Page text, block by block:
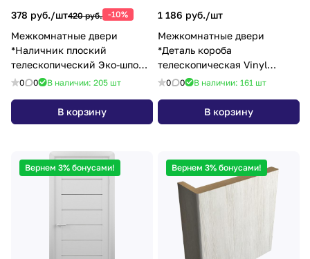
378 руб./шт420 руб. -10%
Межкомнатные двери
*Наличник плоский
телескопический Эко-шпон
24х70х2150 Кедр Снежный
0 0 В наличии: 205 шт
В корзину
1 186 руб./шт
Межкомнатные двери
*Деталь короба
телескопическая Vinyl
80х32х2070 белый с
0 0 В наличии: 161 шт
В корзину
Вернем 3% бонусами! Вернем 3% бонусами!